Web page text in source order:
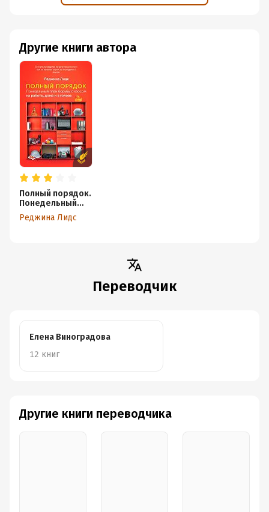
Другие книги автора
Полный порядок.
Понедельный
план борьбы с
хаосом на
Реджина Лидс
Переводчик
Елена Виноградова
12 книг
Другие книги переводчика